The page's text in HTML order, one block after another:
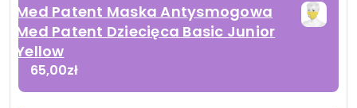
Med Patent Maska Antysmogowa
Med Patent Dziecięca Basic Junior
Yellow
65,00zł